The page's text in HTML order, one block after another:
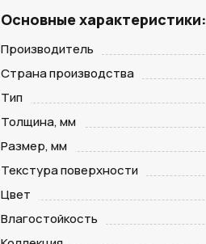
Основные характеристики:
Производитель
Страна производства
Тип
Толщина, мм
Размер, мм
Текстура поверхности
Цвет
Влагостойкость